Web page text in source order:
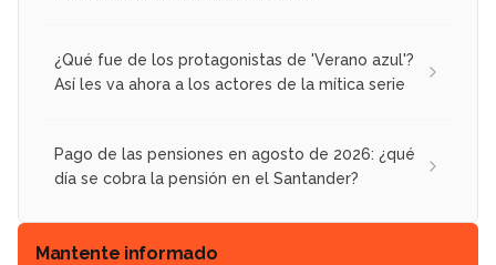
¿Qué fue de los protagonistas de 'Verano azul'?
Así les va ahora a los actores de la mítica serie
Pago de las pensiones en agosto de 2026: ¿qué
día se cobra la pensión en el Santander?
Mantente informado